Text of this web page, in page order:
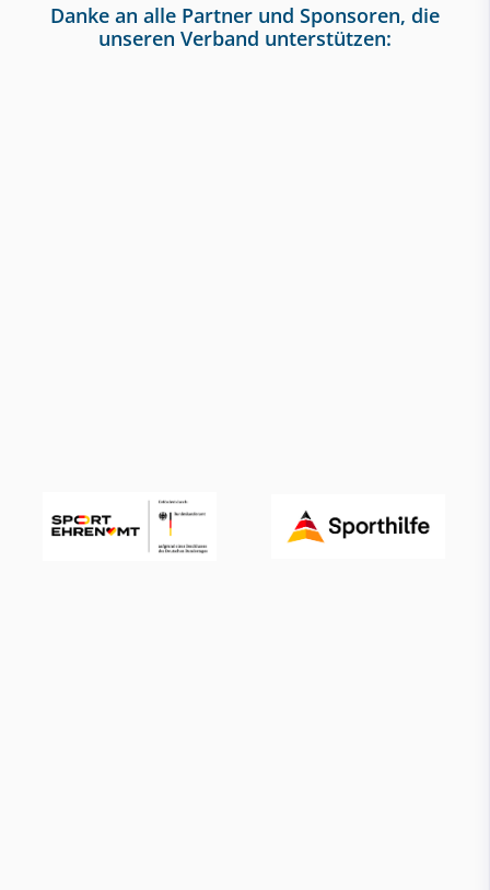
Danke an alle Partner und Sponsoren, die
unseren Verband unterstützen: